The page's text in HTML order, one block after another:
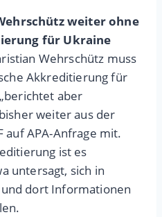
weiter ohne
für Ukraine
Wehrschütz muss
Akkreditierung für
aber
weiter aus der
auf APA-Anfrage mit.
ist es
untersagt, sich in
dort Informationen